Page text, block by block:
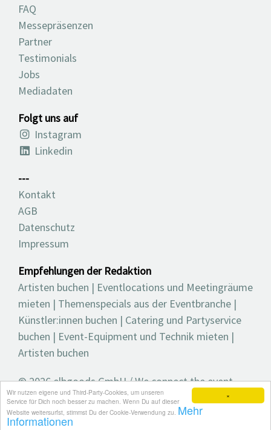
×
Wir nutzen eigene und Third-Party-Cookies, um unseren
Service für Dich noch besser zu machen. Wenn Du auf dieser
Website weitersurfst, stimmst Du der Cookie-Verwendung zu. Mehr
Informationen
FAQ
Messepräsenzen
Partner
Testimonials
Jobs
Mediadaten
Folgt uns auf
Instagram
Linkedin
---
Kontakt
AGB
Datenschutz
Impressum
Empfehlungen der Redaktion
Artisten buchen | Eventlocations und Meetingräume
mieten | Themenspecials aus der Eventbranche |
Künstler:innen buchen | Catering und Partyservice
buchen | Event-Equipment und Technik mieten |
Artisten buchen
© 2026 elbgoods GmbH / We connect the event
industry / Medienvielfalt für die Eventplanung /
Eventbranchenbuch, Blog, Magazin und mehr